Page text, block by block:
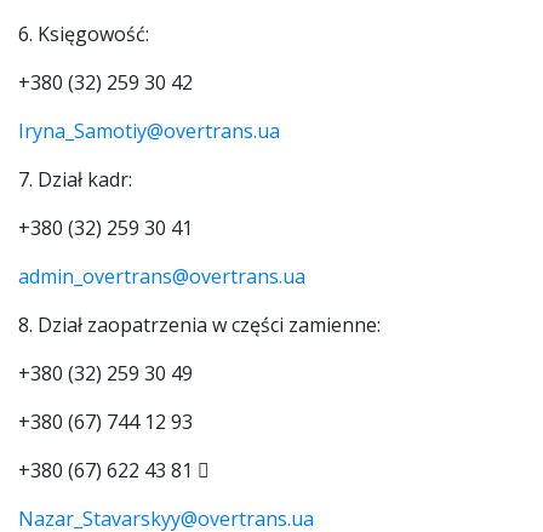
6. Księgowość:
+380 (32) 259 30 42
Iryna_Samotiy@overtrans.ua
7. Dział kadr:
+380 (32) 259 30 41
admin_overtrans@overtrans.ua
8. Dział zaopatrzenia w części zamienne:
+380 (32) 259 30 49
+380 (67) 744 12 93
+380 (67) 622 43 81
Nazar_Stavarskyy@overtrans.ua